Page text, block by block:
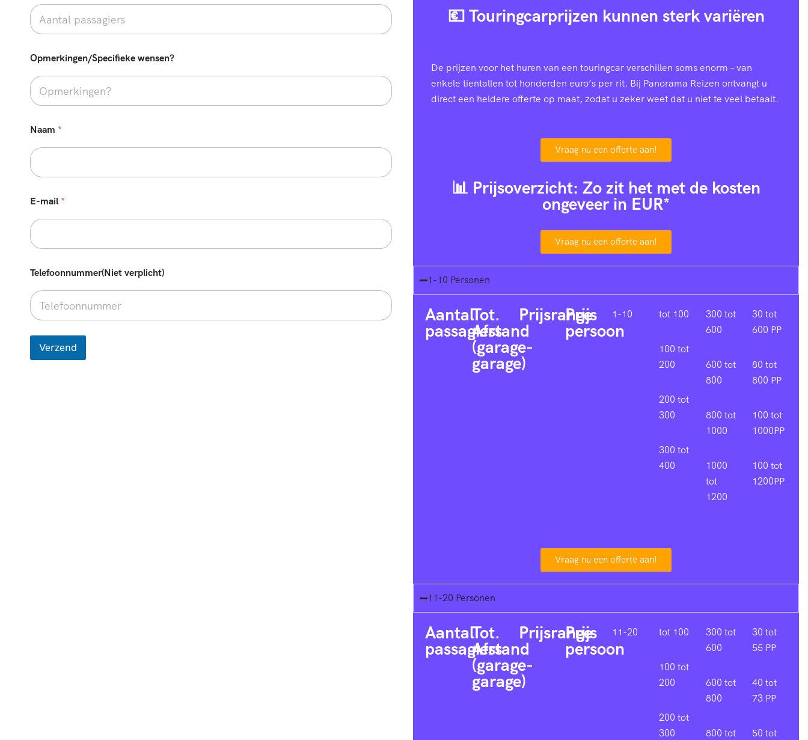
e
k
e
s
e
n
Opmerkingen/Specifieke wensen?
Naam *
E-mail *
Telefoonnummer(Niet verplicht)
Verzend
💶 Touringcarprijzen kunnen sterk variëren
De prijzen voor het huren van een touringcar verschillen soms enorm – van
enkele tientallen tot honderden euro’s per rit. Bij Panorama Reizen ontvangt u
direct een heldere offerte op maat, zodat u zeker weet dat u niet te veel betaalt.
Vraag nu een offerte aan!
📊 Prijsoverzicht: Zo zit het met de kosten
ongeveer in EUR*
Vraag nu een offerte aan!
1-10 Personen
Aantal
passagiers
Tot.
Afstand
(garage-
garage)
Prijsrange
Prijs
persoon
1-10 tot 100
100 tot
200
200 tot
300
300 tot
400
300 tot
600
600 tot
800
800 tot
1000
1000
tot
1200
30 tot
600 PP
80 tot
800 PP
100 tot
1000PP
100 tot
1200PP
Vraag nu een offerte aan!
11-20 Personen
Aantal
passagiers
Tot.
Afstand
(garage-
garage)
Prijsrange
Prijs
persoon
11-20 tot 100
100 tot
200
200 tot
300
300 tot
600
600 tot
800
800 tot
30 tot
55 PP
40 tot
73 PP
50 tot